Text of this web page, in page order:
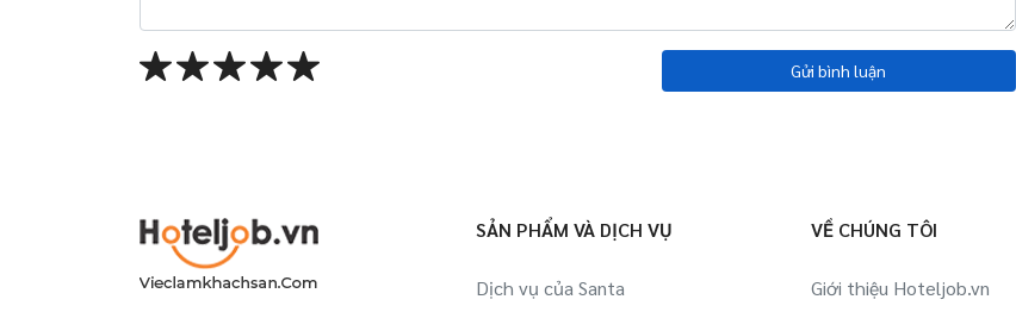
Gửi bình luận
SẢN PHẨM VÀ DỊCH VỤ
Dịch vụ của Santa
VỀ CHÚNG TÔI
Giới thiệu Hoteljob.vn